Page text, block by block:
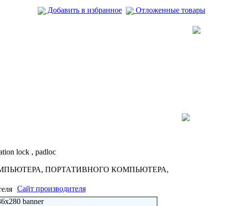
Добавить в избранное Отложенные товары
lock , padloc
ПОРТАТИВНОГО КОМПЬЮТЕРА,
Сайт производителя
banner